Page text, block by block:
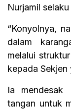
Nurjamil
“Konyolnya,
dalam
melalui
kepada Sekjen
Ia mendesak
tangan untuk